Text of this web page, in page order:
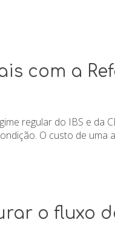
com a
regular do IBS e da
O custo de uma
o fluxo